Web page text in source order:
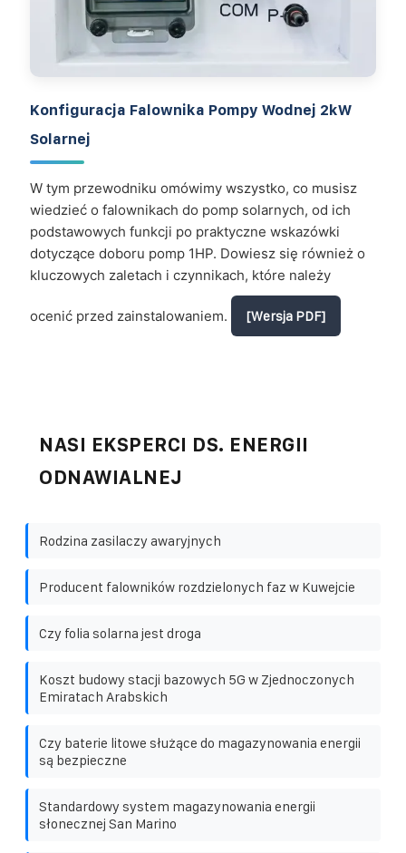
Konfiguracja Falownika Pompy Wodnej 2kW
Solarnej
W tym przewodniku omówimy wszystko, co musisz
wiedzieć o falownikach do pomp solarnych, od ich
podstawowych funkcji po praktyczne wskazówki
dotyczące doboru pomp 1HP. Dowiesz się również o
kluczowych zaletach i czynnikach, które należy
ocenić przed zainstalowaniem. [Wersja PDF]
NASI EKSPERCI DS. ENERGII
ODNAWIALNEJ
Rodzina zasilaczy awaryjnych
Producent falowników rozdzielonych faz w Kuwejcie
Czy folia solarna jest droga
Koszt budowy stacji bazowych 5G w Zjednoczonych
Emiratach Arabskich
Czy baterie litowe służące do magazynowania energii
są bezpieczne
Standardowy system magazynowania energii
słonecznej San Marino